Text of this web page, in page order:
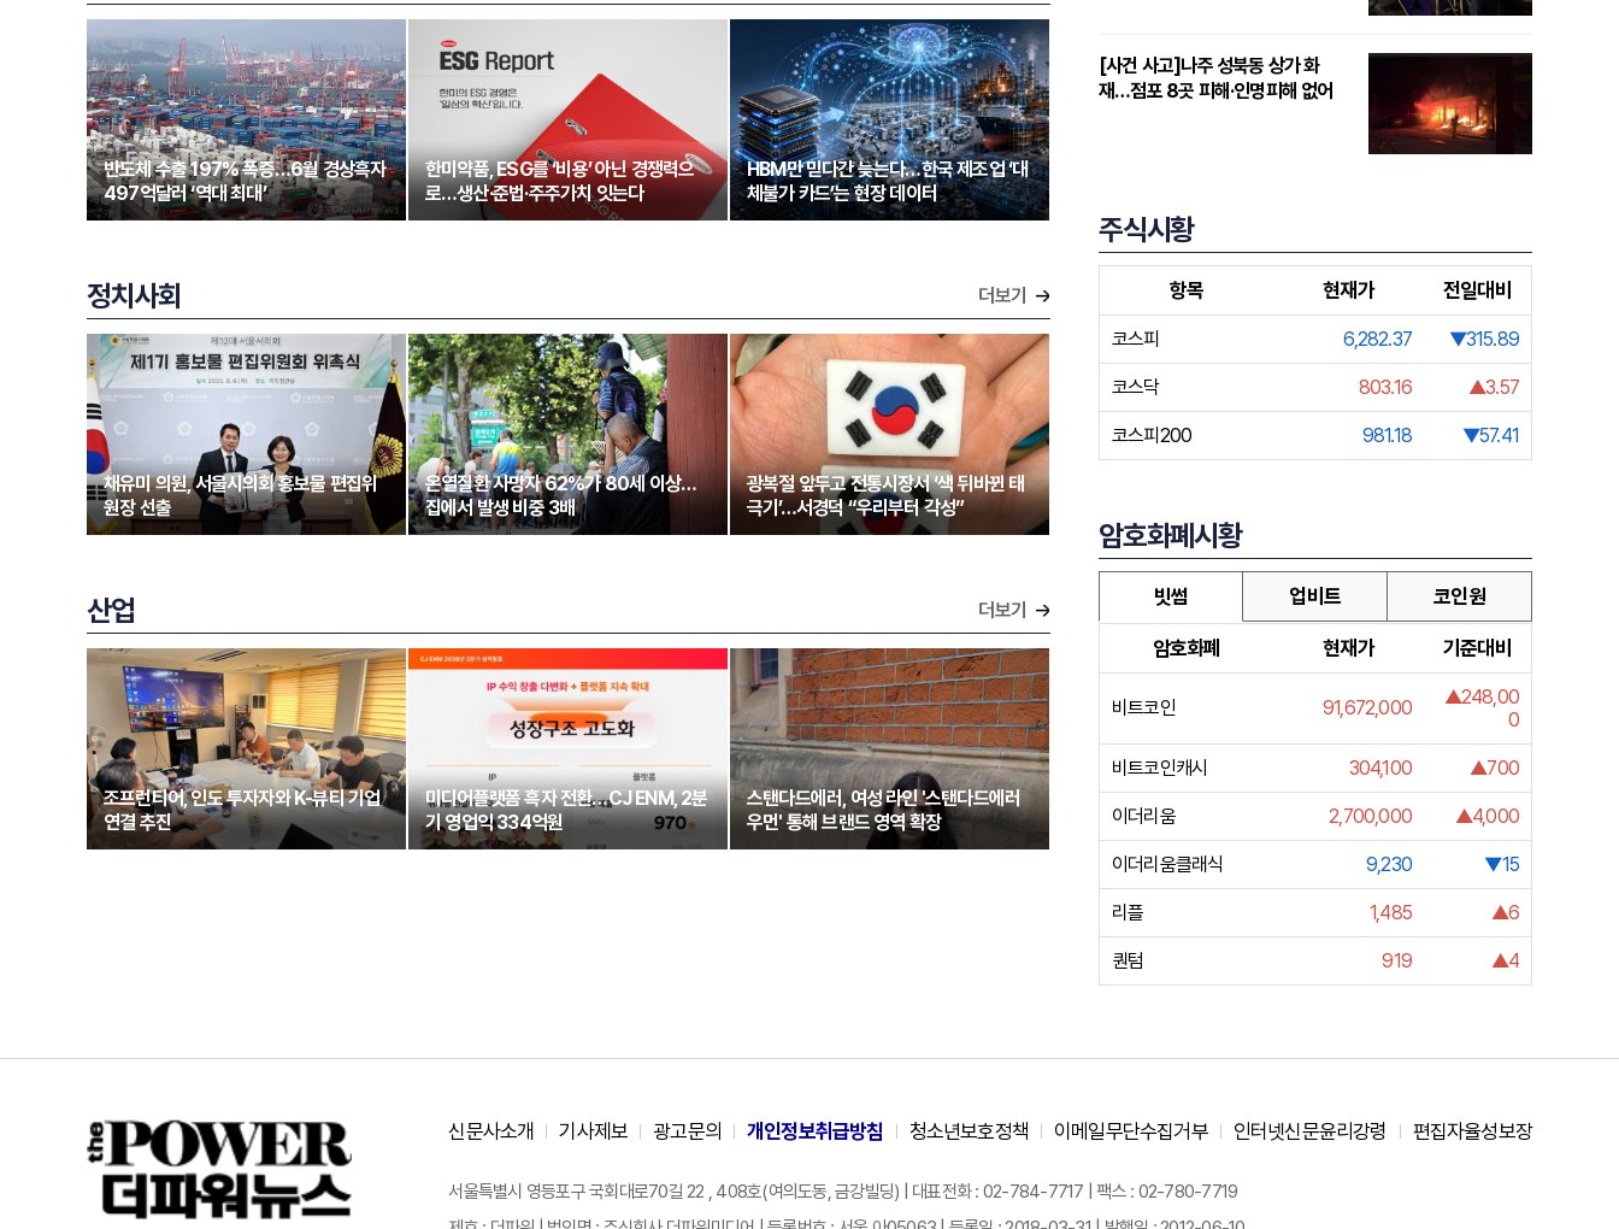
반도체 수출 197% 폭증…6월 경상흑자
497억달러 ‘역대 최대’
한미약품, ESG를 ‘비용’ 아닌 경쟁력으
로…생산·준법·주주가치 잇는다
HBM만 믿다간 늦는다…한국 제조업 ‘대
체불가 카드’는 현장 데이터
정치사회 더보기
채유미 의원, 서울시의회 홍보물 편집위
원장 선출
온열질환 사망자 62%가 80세 이상…
집에서 발생 비중 3배
광복절 앞두고 전통시장서 ‘색 뒤바뀐 태
극기’…서경덕 “우리부터 각성”
산업 더보기
조프런티어, 인도 투자자와 K-뷰티 기업
연결 추진
미디어플랫폼 흑자 전환…CJ ENM, 2분
기 영업익 334억원
스탠다드에러, 여성 라인 '스탠다드에러
우먼' 통해 브랜드 영역 확장
[사건 사고]나주 성북동 상가 화
재…점포 8곳 피해·인명피해 없어
주식시황
항목 현재가 전일대비
코스피 6,282.37 ▼315.89
코스닥 803.16 ▲3.57
코스피200 981.18 ▼57.41
암호화폐시황
빗썸 업비트 코인원
암호화폐 현재가 기준대비
비트코인 91,672,000
▲248,00
0
비트코인캐시 304,100 ▲700
이더리움 2,700,000 ▲4,000
이더리움클래식 9,230 ▼15
리플 1,485 ▲6
퀀텀 919 ▲4
신문사소개 기사제보 광고문의 개인정보취급방침 청소년보호정책 이메일무단수집거부 인터넷신문윤리강령 편집자율성보장
서울특별시 영등포구 국회대로70길 22 , 408호(여의도동, 금강빌딩) | 대표전화 : 02-784-7717 | 팩스 : 02-780-7719